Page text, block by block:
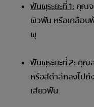
ฟันผุระยะที่ 1: คุณจ
ผิวฟัน หรือเคลือ
ผุ
ฟันผุระยะที่ 2: คุณ
หรือสีดำลึกลงไปถึ
เสียวฟัน